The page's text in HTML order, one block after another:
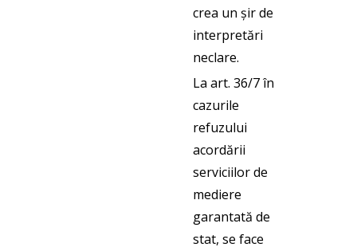
crea un șir de
interpretări
neclare.
La art. 36/7 în
cazurile
refuzului
acordării
serviciilor de
mediere
garantată de
stat, se face